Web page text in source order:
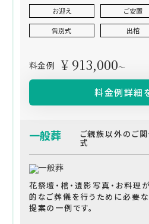
お迎え ご安置
告別式 出棺
料金例 ¥ 913,000～
料金例詳細
一般葬 ご親族以外のご
式
花祭壇・棺・遺影写真・お料理
的なご葬儀を行うために必要
提案の一例です。